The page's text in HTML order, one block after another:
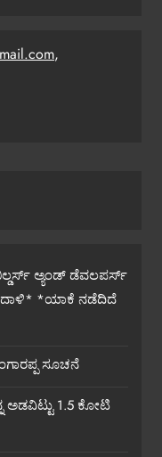
,
ಅ್ಯಂಡ್ ಡೆವಲಪರ್ಸ್
ದಾಳಿ* *ಯಾಕೆ ನಡೆದಿದೆ
ಸೂಚನೆ
ಅಡವಿಟ್ಟು 1.5 ಕೋಟಿ